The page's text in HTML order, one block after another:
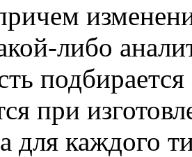
либо
при
для каждого